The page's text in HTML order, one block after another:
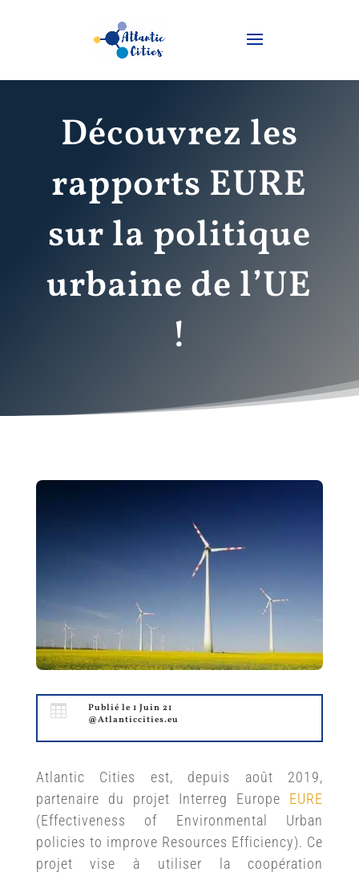
Découvrez les
rapports EURE
sur la politique
urbaine de l’UE
!

Publié le 1 Juin 21
@Atlanticcities.eu
Atlantic Cities est, depuis août 2019,
partenaire du projet Interreg Europe EURE
(Effectiveness of Environmental Urban
policies to improve Resources Efficiency). Ce
projet vise à utiliser la coopération